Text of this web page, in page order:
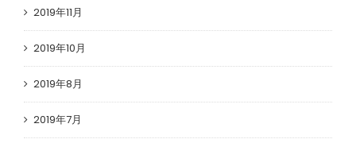
2019年11月
2019年10月
2019年8月
2019年7月